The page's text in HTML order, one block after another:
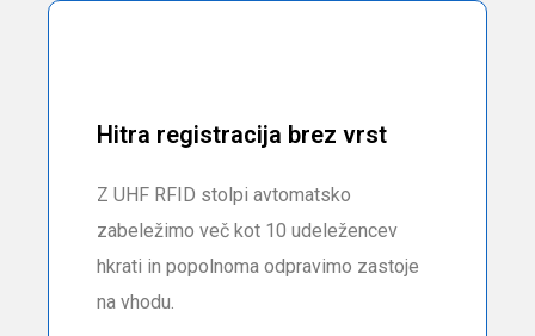
Hitra registracija brez vrst
Z UHF RFID stolpi avtomatsko
zabeležimo več kot 10 udeležencev
hkrati in popolnoma odpravimo zastoje
na vhodu.